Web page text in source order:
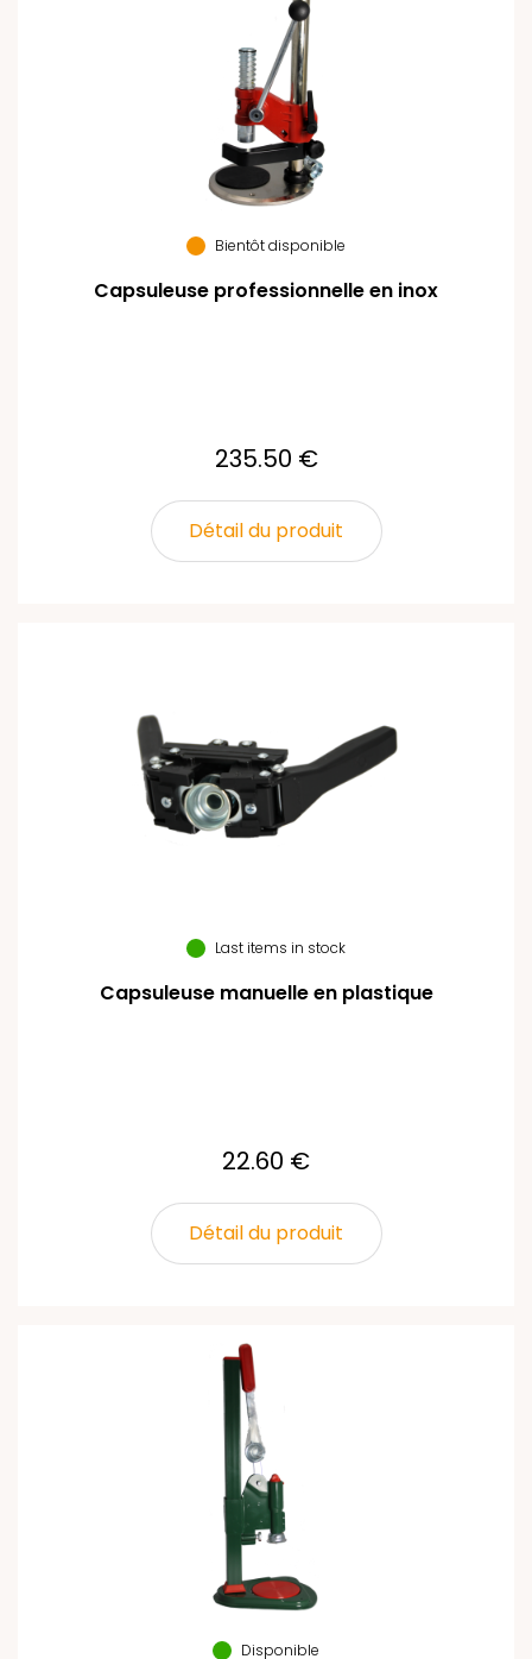
Bientôt disponible
Capsuleuse professionnelle en inox
235.50 €
Détail du produit
Last items in stock
Capsuleuse manuelle en plastique
22.60 €
Détail du produit
Disponible